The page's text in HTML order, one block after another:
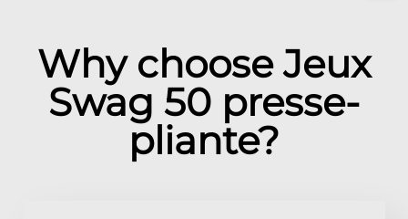
Why choose Jeux
Swag 50 presse-
pliante?